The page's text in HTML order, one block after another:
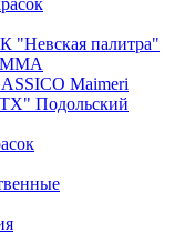
"Невская палитра"
Maimeri
Подольский